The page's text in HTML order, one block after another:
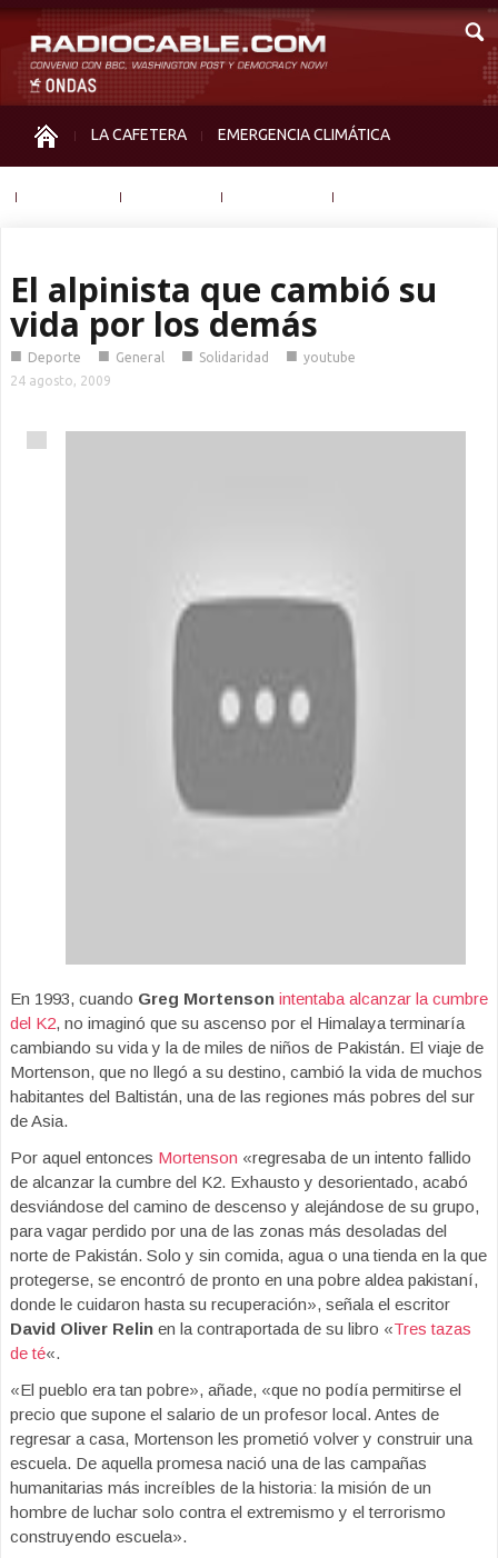
LA CAFETERA EMERGENCIA CLIMÁTICA
El alpinista que cambió su
vida por los demás
■ Deporte ■ General ■ Solidaridad ■ youtube
24 agosto, 2009
En 1993, cuando Greg Mortenson intentaba alcanzar la cumbre
del K2, no imaginó que su ascenso por el Himalaya terminaría
cambiando su vida y la de miles de niños de Pakistán. El viaje de
Mortenson, que no llegó a su destino, cambió la vida de muchos
habitantes del Baltistán, una de las regiones más pobres del sur
de Asia.
Por aquel entonces Mortenson «regresaba de un intento fallido
de alcanzar la cumbre del K2. Exhausto y desorientado, acabó
desviándose del camino de descenso y alejándose de su grupo,
para vagar perdido por una de las zonas más desoladas del
norte de Pakistán. Solo y sin comida, agua o una tienda en la que
protegerse, se encontró de pronto en una pobre aldea pakistaní,
donde le cuidaron hasta su recuperación», señala el escritor
David Oliver Relin en la contraportada de su libro «Tres tazas
de té«.
«El pueblo era tan pobre», añade, «que no podía permitirse el
precio que supone el salario de un profesor local. Antes de
regresar a casa, Mortenson les prometió volver y construir una
escuela. De aquella promesa nació una de las campañas
humanitarias más increíbles de la historia: la misión de un
hombre de luchar solo contra el extremismo y el terrorismo
construyendo escuela».